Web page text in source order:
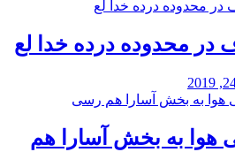
در محدوده درده خدا لع
هوا به بخش آسارا هم